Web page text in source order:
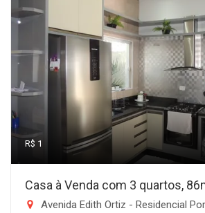
R$ 1
Casa à Venda com 3 quartos,
Avenida Edith Ortiz - Residencial Portal da